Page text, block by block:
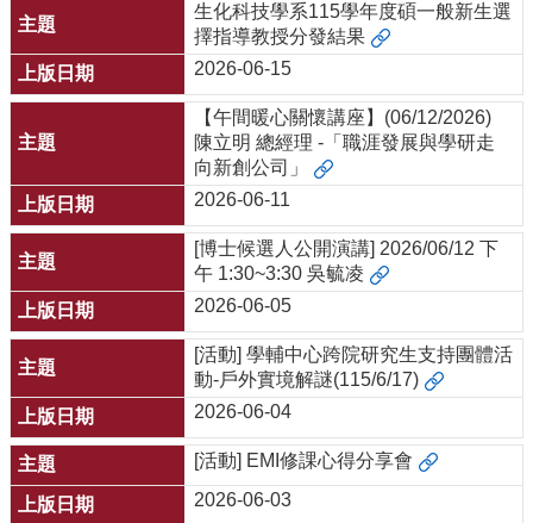
臺
大
首
頁
科
首
頁
網
站
導
覽
聯
絡
資
訊
English
公
生化科技學系115學年度碩一般新生選
擇指導教授分發結果
2026-06-15
【午間暖心關懷講座】(06/12/2026)
陳立明 總經理 -「職涯發展與學研走
向新創公司」
2026-06-11
[博士候選人公開演講] 2026/06/12 下
午 1:30~3:30 吳毓凌
2026-06-05
[活動] 學輔中心跨院研究生支持團體活
動-戶外實境解謎(115/6/17)
2026-06-04
[活動] EMI修課心得分享會
2026-06-03